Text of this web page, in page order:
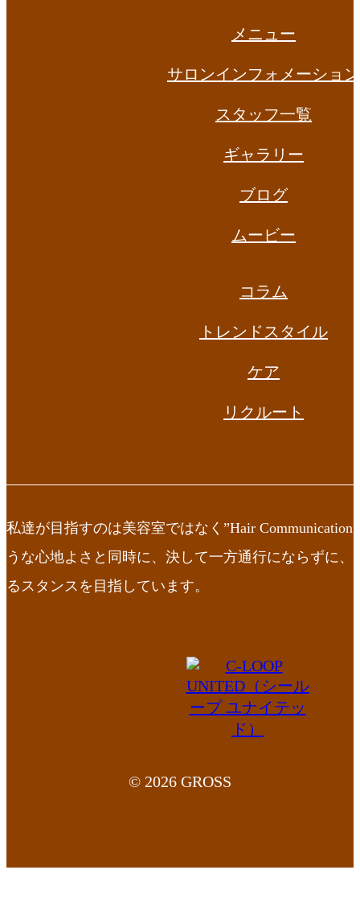
メニュー
サロンインフォメーション
スタッフ一覧
ギャラリー
ブログ
ムービー
コラム
トレンドスタイル
ケア
リクルート
私達が目指すのは美容室ではなく”Hair Communication
うな心地よさと同時に、決して一方通行にならずに、
るスタンスを目指しています。
© 2026 GROSS